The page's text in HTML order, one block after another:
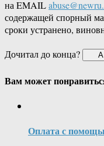
на EMAIL
содержащей спорный
сроки устранено,
Дочитал до конца?
Вам может
Оплата с